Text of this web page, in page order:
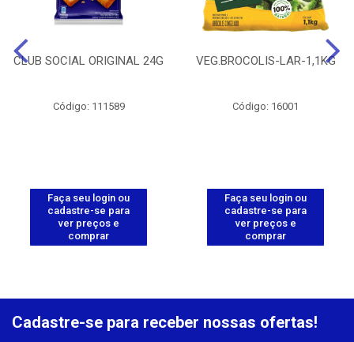
CLUB SOCIAL ORIGINAL 24G
Código: 111589
Faça seu login ou
cadastre-se para
ver preços e
comprar
VEG.BROCOLIS-LAR-1,1KG
Código: 16001
Faça seu login ou
cadastre-se para
ver preços e
comprar
Cadastre-se para receber nossas ofertas!